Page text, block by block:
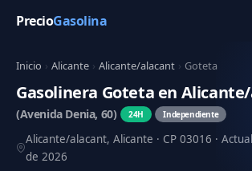
PrecioGasolina
Inicio › Alicante › Alicante/alacant › Goteta
Gasolinera Goteta en
(Avenida Denia, 60) 24H Independiente
Alicante/alacant, Alicante · CP 03016 ·
de 2026